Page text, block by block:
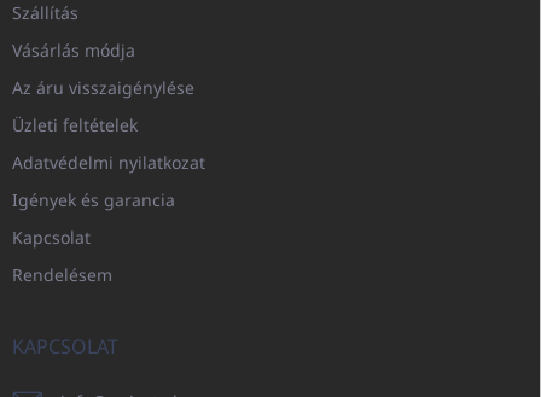
Szállítás
Vásárlás módja
Az áru visszaigénylése
Üzleti feltételek
Adatvédelmi nyilatkozat
Igények és garancia
Kapcsolat
Rendelésem
KAPCSOLAT